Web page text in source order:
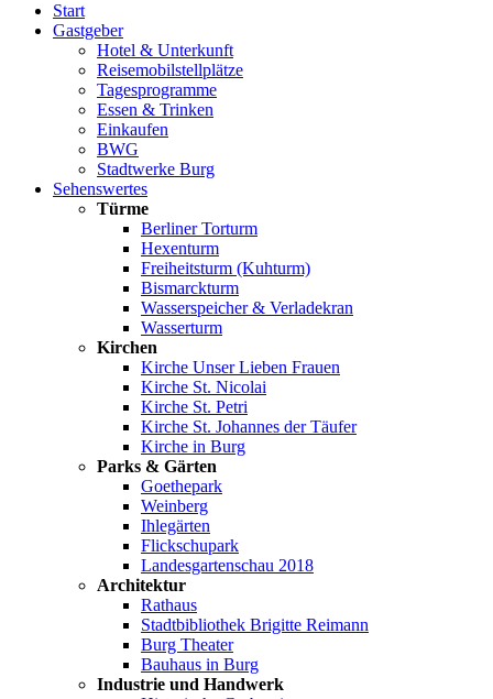
Start
Gastgeber
Hotel & Unterkunft
Reisemobilstellplätze
Tagesprogramme
Essen & Trinken
Einkaufen
BWG
Stadtwerke Burg
Sehenswertes
Türme
Berliner Torturm
Hexenturm
Freiheitsturm (Kuhturm)
Bismarckturm
Wasserspeicher & Verladekran
Wasserturm
Kirchen
Kirche Unser Lieben Frauen
Kirche St. Nicolai
Kirche St. Petri
Kirche St. Johannes der Täufer
Kirche in Burg
Parks & Gärten
Goethepark
Weinberg
Ihlegärten
Flickschupark
Landesgartenschau 2018
Architektur
Rathaus
Stadtbibliothek Brigitte Reimann
Burg Theater
Bauhaus in Burg
Industrie und Handwerk